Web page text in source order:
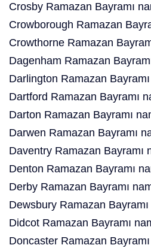
Crosby Ramazan Bayramı
Crowborough Ramazan
Crowthorne Ramazan
Dagenham Ramazan
Darlington Ramazan
Dartford Ramazan Bayramı
Darton Ramazan Bayramı
Darwen Ramazan Bayramı
Daventry Ramazan Bayramı
Denton Ramazan Bayramı
Derby Ramazan Bayramı
Dewsbury Ramazan
Didcot Ramazan Bayramı
Doncaster Ramazan